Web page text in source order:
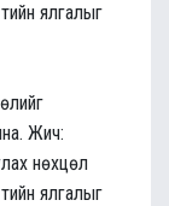
ялгалыг
Жич:
нөхцөл
ялгалыг